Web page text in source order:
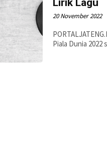
Lirik Lagu
20 November 2022
Piala Dunia 2022